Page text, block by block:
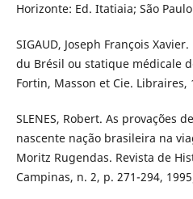
Horizonte: Ed. Itatiaia; São
SIGAUD, Joseph François
du Brésil ou statique médicale
Fortin, Masson et Cie. Libraires,
SLENES, Robert. As provações
nascente nação brasileira na
Moritz Rugendas. Revista de
Campinas, n. 2, p. 271-294,